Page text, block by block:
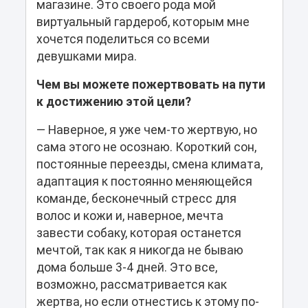
магазине. Это своего рода мой
виртуальный гардероб, которым мне
хочется поделиться со всеми
девушками мира.
Чем вы можете пожертвовать на пути
к достижению этой цели?
— Наверное, я уже чем-то жертвую, но
сама этого не осознаю. Короткий сон,
постоянные переезды, смена климата,
адаптация к постоянно меняющейся
команде, бесконечный стресс для
волос и кожи и, наверное, мечта
завести собаку, которая останется
мечтой, так как я никогда не бываю
дома больше 3-4 дней. Это все,
возможно, рассматривается как
жертва, но если отнестись к этому по-